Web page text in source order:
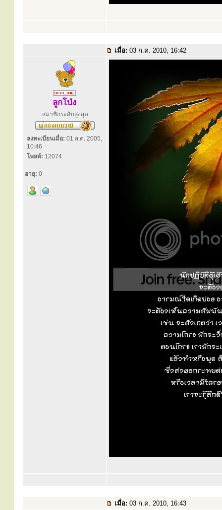
เมื่อ: 03 ก.ค. 2010, 16:42
ลูกโป่ง
สมาชิกระดับสูงสุด
ลงทะเบียนเมื่อ: 01 ส.ค. 2005,
10:46
โพสต์: 12074
อายุ: 0
เมื่อ: 03 ก.ค. 2010, 16:43